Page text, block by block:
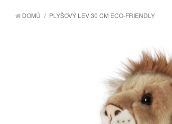
DOMŮ / PLYŠOVÝ LEV 30 CM ECO-FRIENDLY